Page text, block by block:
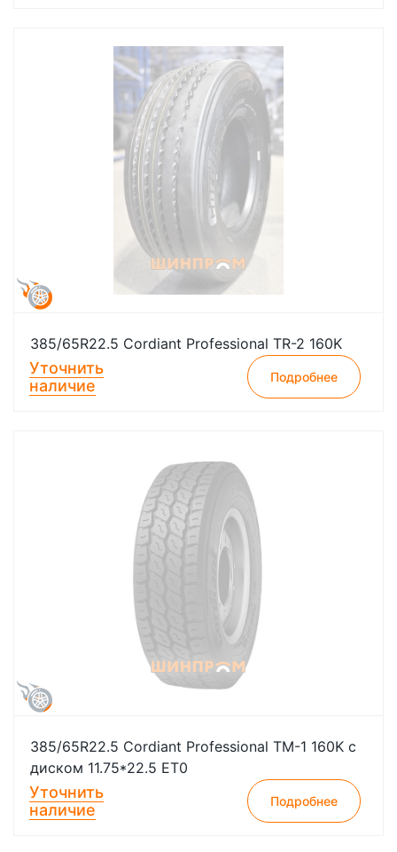
385/65R22.5 Cordiant Professional TR-2 160K
Уточнить
наличие
Подробнее
385/65R22.5 Cordiant Professional TM-1 160K с
диском 11.75*22.5 ЕТ0
Уточнить
наличие
Подробнее